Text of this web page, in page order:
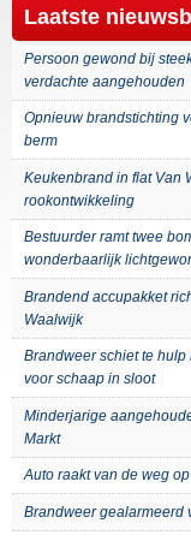
Laatste
Persoon gewond bij
verdachte aangehouden
Opnieuw brandstichting
berm
Keukenbrand in flat Van
rookontwikkeling
Bestuurder ramt twee
wonderbaarlijk
Brandend accupakket
Waalwijk
Brandweer schiet te
voor schaap in sloot
Minderjarige
Markt
Auto raakt van de weg
Brandweer gealarmeerd